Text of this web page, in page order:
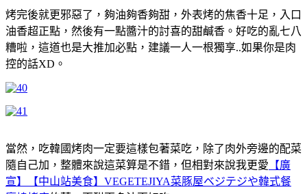
烤完後就更邪惡了，夠油夠香夠甜，外表烤的焦香十足，入口
油香超正點，然後有一點醬汁的討喜的甜鹹香。好吃的亂七八
糟啦，這道也是大推加必點，建議一人一根獨享..如果你是肉
控的話XD。
當然，吃韓國烤肉一定要這樣包著菜吃，除了肉外旁邊的配菜
隨自己加，整體來說這菜算是不錯，但相對來說我更愛 【廣
宣】【中山站美食】VEGETEJIYA菜豚屋ベジテジや韓式餐